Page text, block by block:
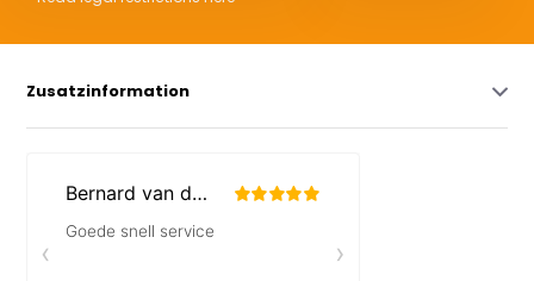
Zusatzinformation